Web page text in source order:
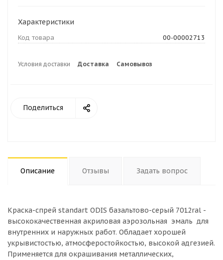
Характеристики
Код товара 00-00002713
Условия доставки Доставка Самовывоз
Поделиться
Описание Отзывы Задать вопрос
Краска-спрей standart ODIS базальтово-серый 7012ral -
высококачественная акриловая аэрозольная эмаль для
внутренних и наружных работ. Обладает хорошей
укрывистостью, атмосферостойкостью, высокой адгезией.
Применяется для окрашивания металлических,